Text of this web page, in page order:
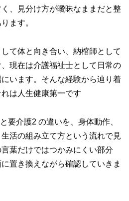
、見分け方が曖昧なままだと整
ます。
て体と向き合い、納棺師として
現在は介護福祉士として日常の
います。そんな経験から辿り着
は人生健康第一です
要介護2 の違いを、身体動作、
活の組み立て方という流れで見
葉だけではつかみにくい部分
置き換えながら確認していきま